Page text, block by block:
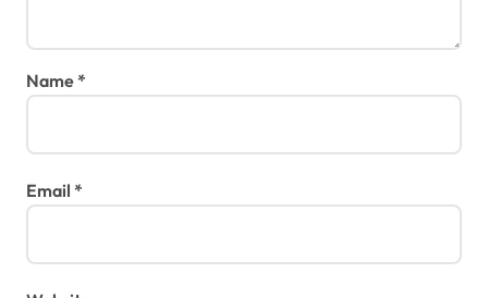
Name*
Email *